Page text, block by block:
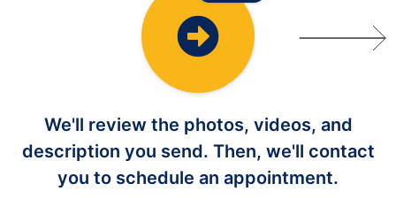
We'll review the photos, videos, and
description you send. Then, we'll contact
you to schedule an appointment.